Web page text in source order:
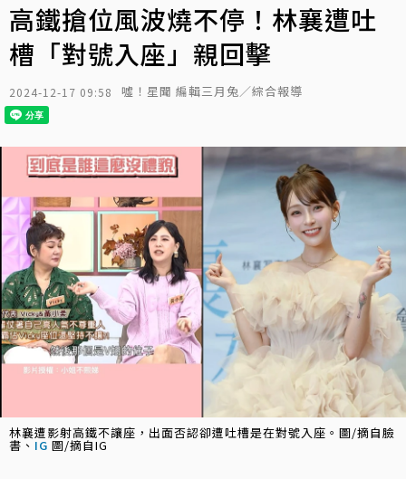
高鐵搶位風波燒不停！林襄遭吐
槽「對號入座」親回擊
2024-12-17 09:58 噓！星聞 編輯三月兔／綜合報導
林襄遭影射高鐵不讓座，出面否認卻遭吐槽是在對號入座。圖/摘自臉
書、IG 圖/摘自IG